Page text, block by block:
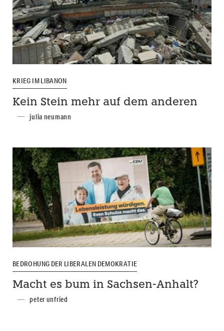
KRIEG IM LIBANON
Kein Stein mehr auf dem anderen
julia neumann
BEDROHUNG DER LIBERALEN DEMOKRATIE
Macht es bum in Sachsen-Anhalt?
peter unfried